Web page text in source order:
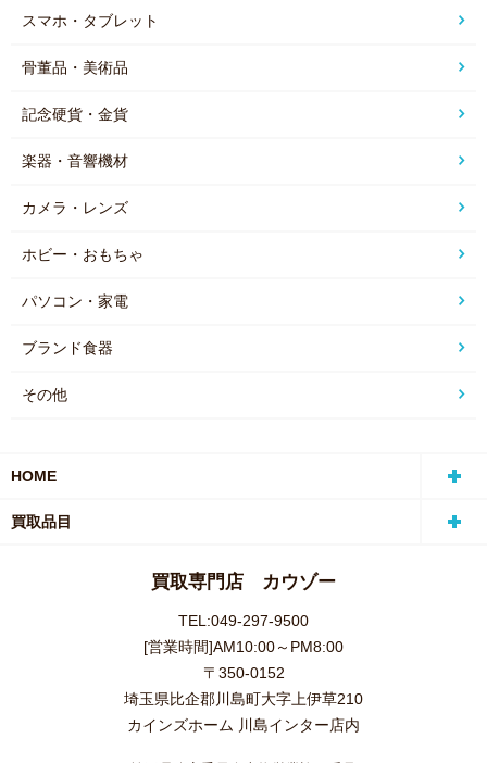
スマホ・タブレット
骨董品・美術品
記念硬貨・金貨
楽器・音響機材
カメラ・レンズ
ホビー・おもちゃ
パソコン・家電
ブランド食器
その他
HOME
買取品目
買取専門店 カウゾー
TEL:049-297-9500
[営業時間]AM10:00～PM8:00
〒350-0152
埼玉県比企郡川島町大字上伊草210
カインズホーム 川島インター店内